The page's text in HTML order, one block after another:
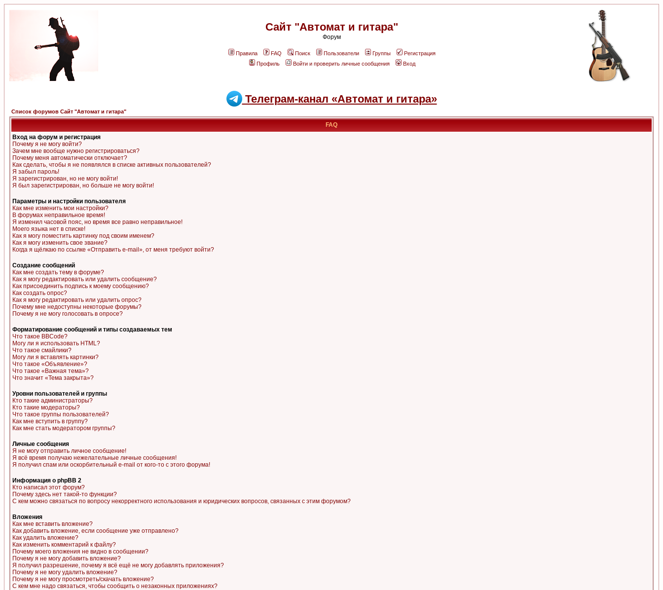
Сайт "Автомат и гитара"
Форум
Правила FAQ Поиск Пользователи Группы
Регистрация
Профиль
Войти и проверить личные сообщения Вход
Телеграм-канал «Автомат и гитара»
Список форумов Сайт "Автомат и гитара"
FAQ
Вход на форум и регистрация
Почему я не могу войти?
Зачем мне вообще нужно регистрироваться?
Почему меня автоматически отключает?
Как сделать, чтобы я не появлялся в списке активных пользователей?
Я забыл пароль!
Я зарегистрирован, но не могу войти!
Я был зарегистрирован, но больше не могу войти!
Параметры и настройки пользователя
Как мне изменить мои настройки?
В форумах неправильное время!
Я изменил часовой пояс, но время все равно неправильное!
Моего языка нет в списке!
Как я могу поместить картинку под своим именем?
Как я могу изменить свое звание?
Когда я щёлкаю по ссылке «Отправить e-mail», от меня требуют войти?
Создание сообщений
Как мне создать тему в форуме?
Как я могу редактировать или удалить сообщение?
Как присоединить подпись к моему сообщению?
Как создать опрос?
Как я могу редактировать или удалить опрос?
Почему мне недоступны некоторые форумы?
Почему я не могу голосовать в опросе?
Форматирование сообщений и типы создаваемых тем
Что такое BBCode?
Могу ли я использовать HTML?
Что такое смайлики?
Могу ли я вставлять картинки?
Что такое «Объявление»?
Что такое «Важная тема»?
Что значит «Тема закрыта»?
Уровни пользователей и группы
Кто такие администраторы?
Кто такие модераторы?
Что такое группы пользователей?
Как мне вступить в группу?
Как мне стать модератором группы?
Личные сообщения
Я не могу отправить личное сообщение!
Я всё время получаю нежелательные личные сообщения!
Я получил спам или оскорбительный e-mail от кого-то с этого форума!
Информация о phpBB 2
Кто написал этот форум?
Почему здесь нет такой-то функции?
С кем можно связаться по вопросу некорректного использования и юридических вопросов, связанных с этим форумом?
Вложения
Как мне вставить вложение?
Как добавить вложение, если сообщение уже отправлено?
Как удалить вложение?
Как изменить комментарий к файлу?
Почему моего вложения не видно в сообщении?
Почему я не могу добавить вложение?
Я получил разрешение, почему я всё ещё не могу добавлять приложения?
Почему я не могу удалить вложение?
Почему я не могу просмотреть/скачать вложение?
С кем мне надо связаться, чтобы сообщить о незаконных приложениях?